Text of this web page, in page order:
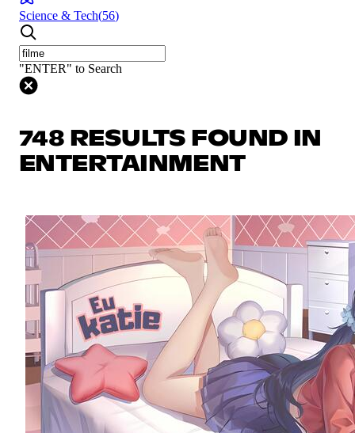
Science & Tech(56)
"ENTER" to Search
748 RESULTS FOUND IN
ENTERTAINMENT